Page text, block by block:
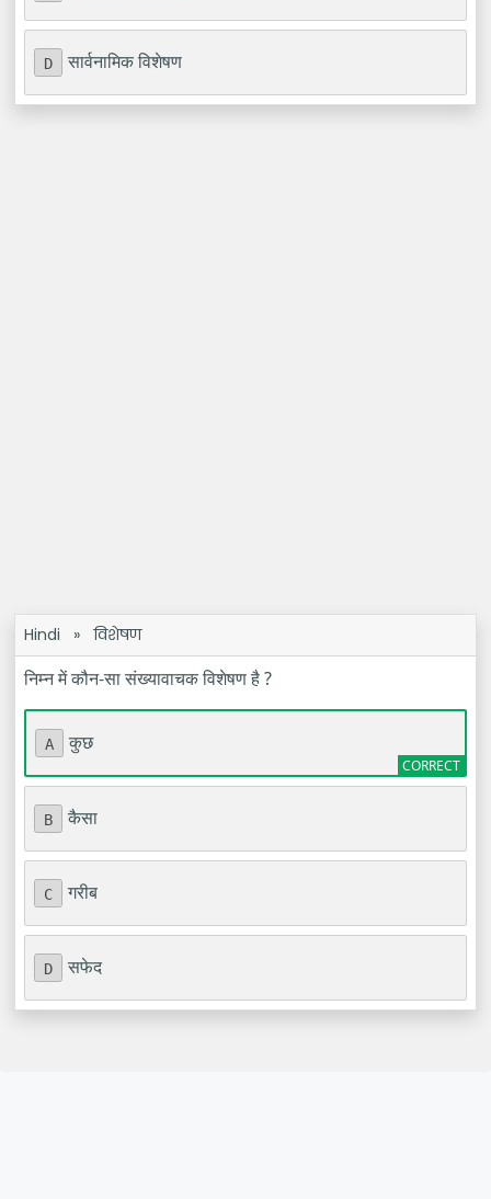
D सार्वनामिक विशेषण
Hindi » विशेषण
निम्न में कौन-सा संख्यावाचक विशेषण है ?
A कुछ
B कैसा
C गरीब
D सफेद